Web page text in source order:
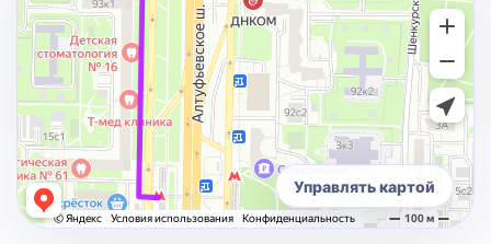
Управлять картой